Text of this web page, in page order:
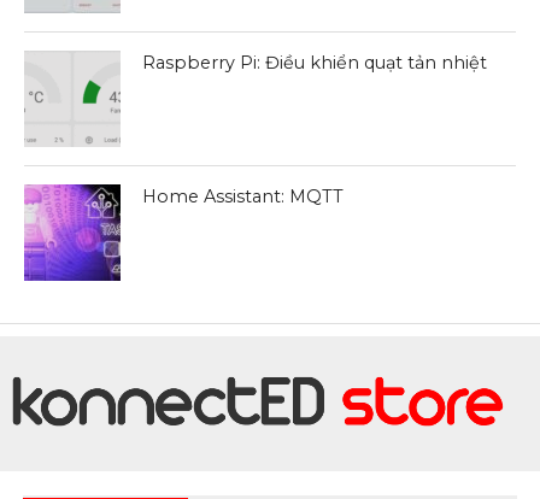
Raspberry Pi: Điều khiển quạt tản nhiệt
Home Assistant: MQTT